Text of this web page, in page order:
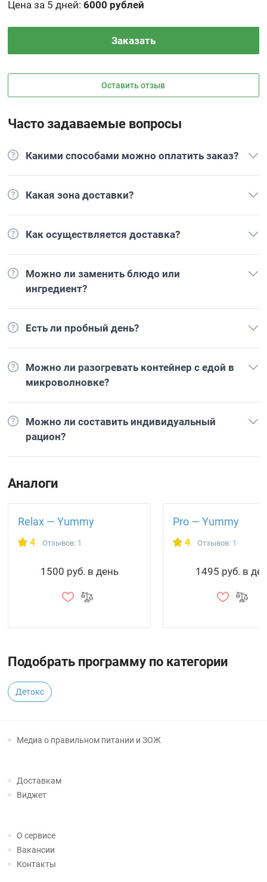
Цена за 5 дней:6000 рублей
Заказать
Оставить отзыв
Часто задаваемые вопросы
Какими способами можно оплатить заказ?
Какая зона доставки?
Как осуществляется доставка?
Можно ли заменить блюдо или
ингредиент?
Есть ли пробный день?
Можно ли разогревать контейнер с едой в
микроволновке?
Можно ли составить индивидуальный
рацион?
Аналоги
Relax — Yummy
4 Отзывов: 1
1500 руб. в день
Pro — Yummy
4 Отзывов: 1
1495 руб. в
Подобрать программу по категории
Детокс
Медиа о правильном питании и ЗОЖ
Доставкам
Виджет
О сервисе
Вакансии
Контакты